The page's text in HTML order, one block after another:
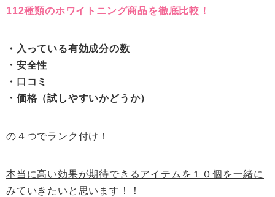
112種類のホワイトニング商品を徹底比較！
・入っている有効成分の数
・安全性
・口コミ
・価格（試しやすいかどうか）
の４つでランク付け！
本当に高い効果が期待できるアイテムを１０個を一緒に
みていきたいと思います！！